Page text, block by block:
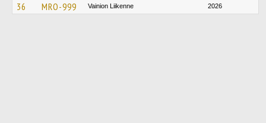
36 MRO-999 Vainion Liikenne 2026